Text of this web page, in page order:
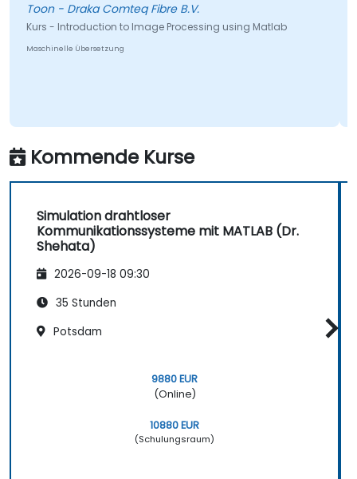
Toon - Draka Comteq Fibre B.V.
Kurs - Introduction to Image Processing using Matlab
Maschinelle Übersetzung
Kommende Kurse
Simulation drahtloser
Kommunikationssysteme mit MATLAB (Dr.
Shehata)
2026-09-18 09:30
35 Stunden
Potsdam
9880 EUR
(Online)
10880 EUR
(Schulungsraum)